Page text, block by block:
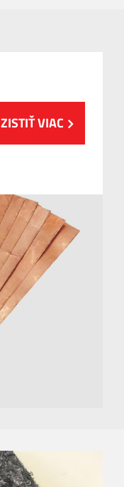
ZISTIŤ VIAC